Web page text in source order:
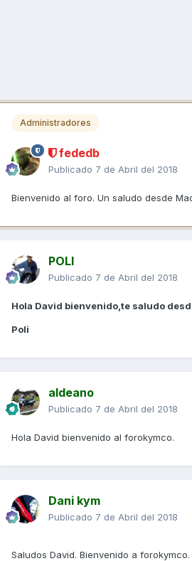
Administradores
fededb
Publicado 7 de Abril del 2018
Bienvenido al foro. Un saludo desde
POLI
Publicado 7 de Abril del 2018
Hola David bienvenido,te saludo
Poli
aldeano
Publicado 7 de Abril del 2018
Hola David bienvenido al forokymco.
Dani kym
Publicado 7 de Abril del 2018
Saludos David. Bienvenido a forokymco.